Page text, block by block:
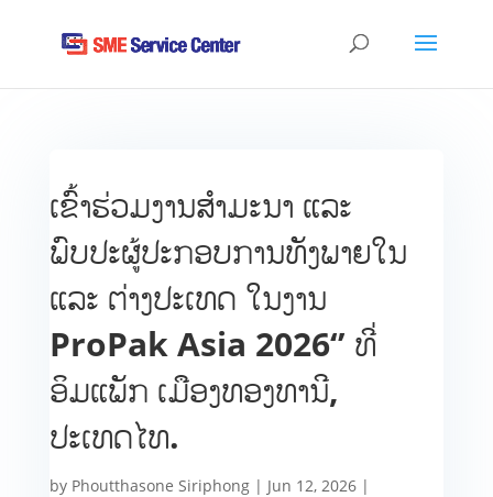
ເຂົ້າຮ່ວມງານສໍາມະນາ ແລະ
ພົບປະຜູ້ປະກອບການທັງພາຍໃນ
ແລະ ຕ່າງປະເທດ ໃນງານ
ProPak Asia 2026‘’ ທີ່
ອິມແພັກ ເມືອງທອງທານີ,
ປະເທດໄທ​.
by Phoutthasone Siriphong| Jun 12, 2026|